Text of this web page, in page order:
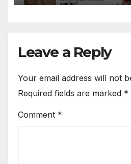
Leave a Reply
Your email address will not
Required fields are marked *
Comment *